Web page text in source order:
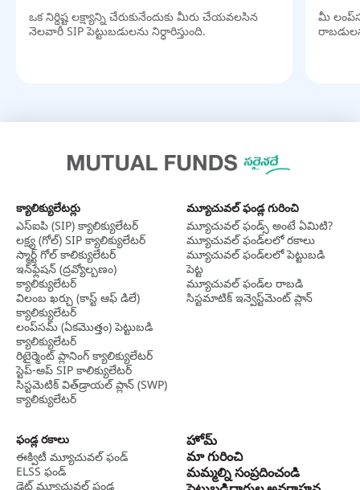
ఒక నిర్దిష్ట లక్ష్యాన్ని చేరుకునేందుకు మీరు చేయవలసిన
నెలవారీ SIP పెట్టుబడులను నిర్ధారిస్తుంది.
మీ
క్యాలిక్యులేటర్లు
ఎస్‌ఐపి (SIP) క్యాలిక్యులేటర్
లక్ష్య (గోల్) SIP క్యాలిక్యులేటర్
స్మార్ట్ గోల్ కాలిక్యులేటర్
ఇన్‌ఫ్లేషన్ (ద్రవ్యోల్బణం)
క్యాలిక్యులేటర్
విలంబ ఖర్చు (కాస్ట్ ఆఫ్ డిలే)
క్యాలిక్యులేటర్
లంప్‌సమ్ (ఏకమొత్తం) పెట్టుబడి
క్యాలిక్యులేటర్
రిటైర్మెంట్ ప్లానింగ్ క్యాలిక్యులేటర్
స్టెప్-అప్ SIP కాలిక్యులేటర్
సిస్టమెటిక్ విత్‌డ్రాయల్ ప్లాన్ (SWP)
క్యాలిక్యులేటర్
మ్యూచువల్ ఫండ్ల గురించి
మ్యూచువల్ ఫండ్స్ అంటే ఏమిటి?
మ్యూచువల్ ఫండ్‌లలో రకాలు
మ్యూచువల్ ఫండ్‌లలో పెట్టుబడి
పెట్ట
మ్యూచువల్ ఫండ్‌ల రాబడి
సిస్టమాటిక్ ఇన్వెస్ట్‌‌మెంట్ ప్లాన్
ఫండ్ల రకాలు
ఈక్విటీ మ్యూచువల్ ఫండ్
ELSS ఫండ్
డెట్ మ్యూచువల్ ఫండ్ల
హోమ్
మా గురించి
మమ్మల్ని సంప్రదించండి